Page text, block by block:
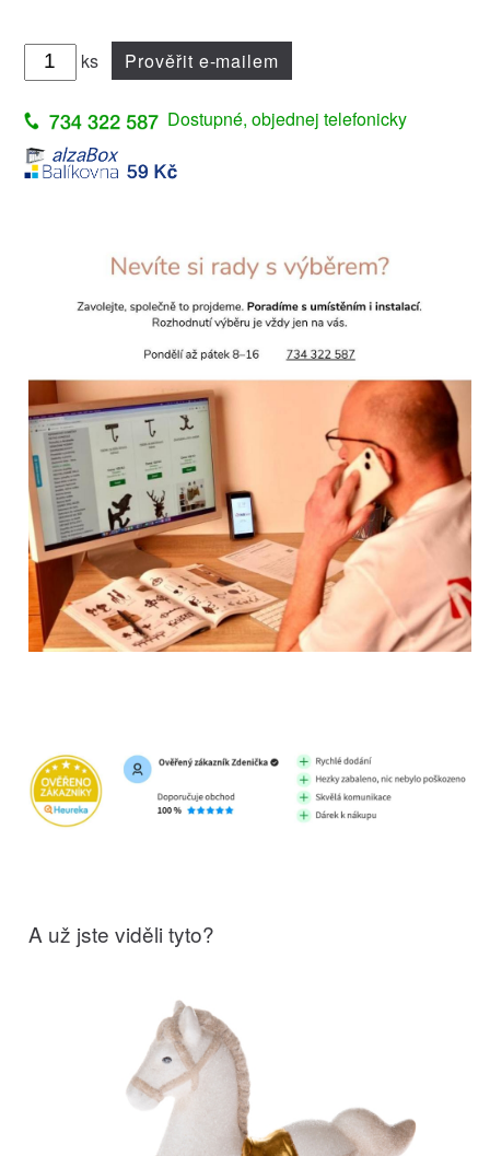
ks Prověřit e-mailem
Dostupné, objednej telefonicky
A už jste viděli tyto?